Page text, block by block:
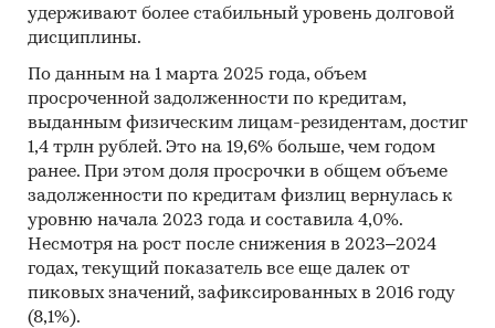
удерживают более стабильный уровень долговой
дисциплины.
По данным на 1 марта 2025 года, объем
просроченной задолженности по кредитам,
выданным физическим лицам-резидентам, достиг
1,4 трлн рублей. Это на 19,6% больше, чем годом
ранее. При этом доля просрочки в общем объеме
задолженности по кредитам физлиц вернулась к
уровню начала 2023 года и составила 4,0%.
Несмотря на рост после снижения в 2023–2024
годах, текущий показатель все еще далек от
пиковых значений, зафиксированных в 2016 году
(8,1%).